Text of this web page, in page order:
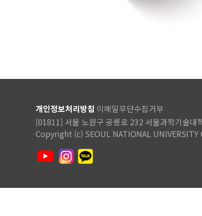
개인정보처리방침 이메일무단수집거부
[01811] 서울 노원구 공릉로 232 서울과학기술
Copyright (c) SEOUL NATIONAL